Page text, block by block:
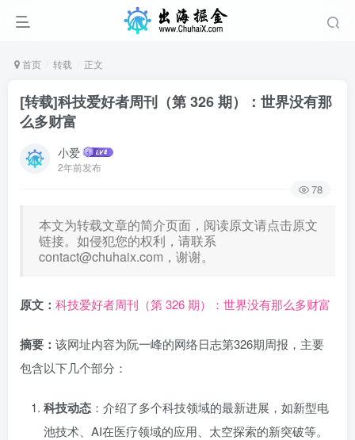
首页 转载 正文
[转载]科技爱好者周刊（第 326 期）：世界没有那
么多财富
小爱
2年前发布
78
本文为转载文章的简介页面，阅读原文请点击原文
链接。如侵犯您的权利，请联系
contact@chuhaix.com ，谢谢。
原文： 科技爱好者周刊（第 326 期）：世界没有那么多财富
摘要： 该网址内容为阮一峰的网络日志第326期周报，主要
包含以下几个部分：
科技动态 ：介绍了多个科技领域的最新进展，如新型电
池技术、AI在医疗领域的应用、太空探索的新突破等。